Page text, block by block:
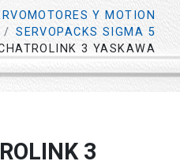
Y MOTION
SERVOPACKS SIGMA 5
3 YASKAWA
3